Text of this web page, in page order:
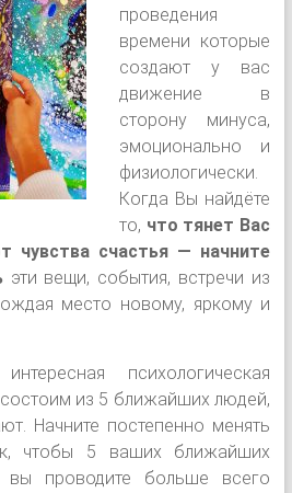
проведения
времени которые
создают у вас
движение в
сторону минуса,
эмоционально и
физиологически.
Когда Вы найдёте
то, что тянет Вас
чувства счастья — начните
эти вещи, события, встречи из
место новому, яркому и
психологическая
из 5 ближайших людей,
Начните постепенно менять
чтобы 5 ваших ближайших
проводите больше всего